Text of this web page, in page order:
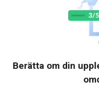
Berätta om din